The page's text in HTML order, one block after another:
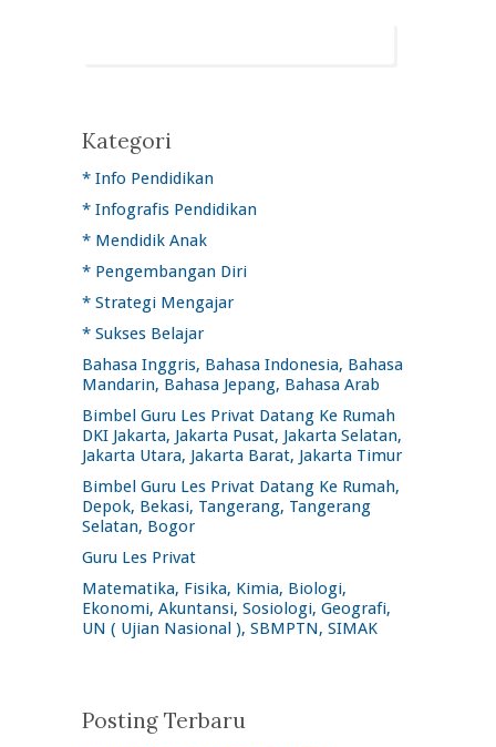
Kategori
* Info Pendidikan
* Infografis Pendidikan
* Mendidik Anak
* Pengembangan Diri
* Strategi Mengajar
* Sukses Belajar
Bahasa Inggris, Bahasa Indonesia, Bahasa
Mandarin, Bahasa Jepang, Bahasa Arab
Bimbel Guru Les Privat Datang Ke Rumah
DKI Jakarta, Jakarta Pusat, Jakarta Selatan,
Jakarta Utara, Jakarta Barat, Jakarta Timur
Bimbel Guru Les Privat Datang Ke Rumah,
Depok, Bekasi, Tangerang, Tangerang
Selatan, Bogor
Guru Les Privat
Matematika, Fisika, Kimia, Biologi,
Ekonomi, Akuntansi, Sosiologi, Geografi,
UN ( Ujian Nasional ), SBMPTN, SIMAK
Posting Terbaru